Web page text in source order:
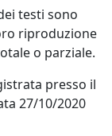
testi sono
riproduzione
o parziale.
presso il
27/10/2020